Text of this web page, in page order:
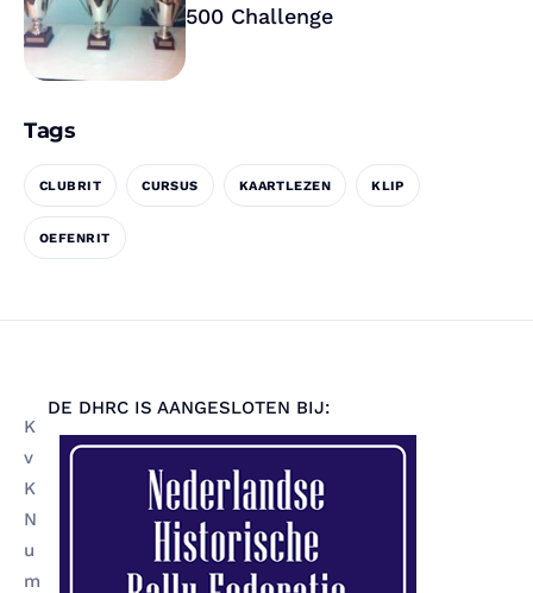
500 Challenge
Tags
CLUBRIT CURSUS KAARTLEZEN KLIP
OEFENRIT
K
v
K
N
u
m
DE DHRC IS AANGESLOTEN BIJ: